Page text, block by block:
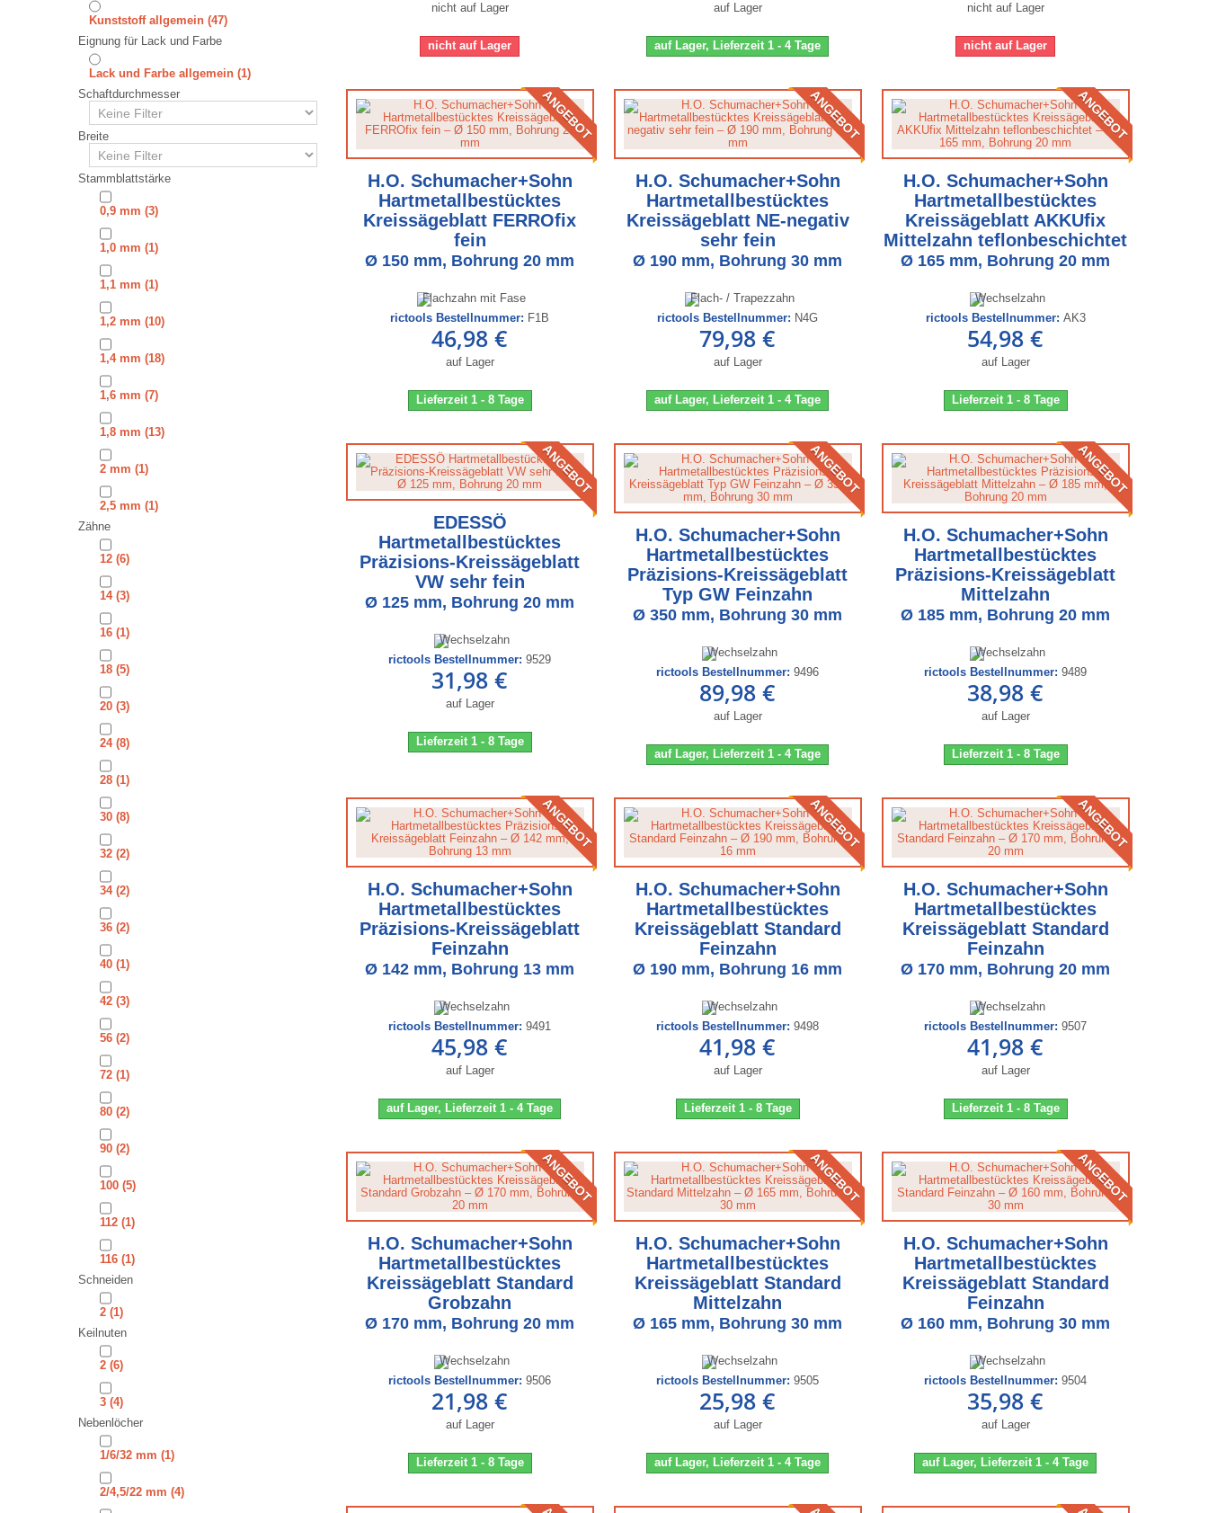
Kunststoff allgemein (47)
Eignung für Lack und Farbe
Lack und Farbe allgemein (1)
Schaftdurchmesser
Breite
Stammblattstärke
0,9 mm (3)
1,0 mm (1)
1,1 mm (1)
1,2 mm (10)
1,4 mm (18)
1,6 mm (7)
1,8 mm (13)
2 mm (1)
2,5 mm (1)
Zähne
12 (6)
14(3)
16 (1)
18 (5)
20 (3)
24(8)
28 (1)
30 (8)
32 (2)
34(2)
36 (2)
40 (1)
42 (3)
56 (2)
72 (1)
80 (2)
90 (2)
100 (5)
112 (1)
116 (1)
Schneiden
2 (1)
Keilnuten
2 (6)
3 (4)
Nebenlöcher
1/6/32 mm (1)
2/4,5/22 mm (4)
nicht auf Lager
nicht auf Lager
auf Lager
auf Lager, Lieferzeit 1 - 4 Tage
nicht auf Lager
nicht auf Lager
ANGEBOT
H.O. Schumacher+Sohn
Hartmetallbestücktes
Kreissägeblatt FERROfix
fein
Ø 150 mm, Bohrung 20 mm
rictools Bestellnummer: F1B
46,98 €
auf Lager
Lieferzeit 1 - 8 Tage
ANGEBOT
H.O. Schumacher+Sohn
Hartmetallbestücktes
Kreissägeblatt NE-negativ
sehr fein
Ø 190 mm, Bohrung 30 mm
rictools Bestellnummer: N4G
79,98 €
auf Lager
auf Lager, Lieferzeit 1 - 4 Tage
ANGEBOT
H.O. Schumacher+Sohn
Hartmetallbestücktes
Kreissägeblatt AKKUfix
Mittelzahn teflonbeschichtet
Ø 165 mm, Bohrung 20 mm
rictools Bestellnummer: AK3
54,98 €
auf Lager
Lieferzeit 1 - 8 Tage
ANGEBOT
EDESSÖ
Hartmetallbestücktes
Präzisions-Kreissägeblatt
VW sehr fein
Ø 125 mm, Bohrung 20 mm
rictools Bestellnummer:9529
31,98 €
auf Lager
Lieferzeit 1 - 8 Tage
ANGEBOT
H.O. Schumacher+Sohn
Hartmetallbestücktes
Präzisions-Kreissägeblatt
Typ GW Feinzahn
Ø 350 mm, Bohrung 30 mm
rictools Bestellnummer:9496
89,98 €
auf Lager
auf Lager, Lieferzeit 1 - 4 Tage
ANGEBOT
H.O. Schumacher+Sohn
Hartmetallbestücktes
Präzisions-Kreissägeblatt
Mittelzahn
Ø 185 mm, Bohrung 20 mm
rictools Bestellnummer:9489
38,98 €
auf Lager
Lieferzeit 1 - 8 Tage
ANGEBOT
H.O. Schumacher+Sohn
Hartmetallbestücktes
Präzisions-Kreissägeblatt
Feinzahn
Ø 142 mm, Bohrung 13 mm
rictools Bestellnummer:9491
45,98 €
auf Lager
auf Lager, Lieferzeit 1 - 4 Tage
ANGEBOT
H.O. Schumacher+Sohn
Hartmetallbestücktes
Kreissägeblatt Standard
Feinzahn
Ø 190 mm, Bohrung 16 mm
rictools Bestellnummer:9498
41,98 €
auf Lager
Lieferzeit 1 - 8 Tage
ANGEBOT
H.O. Schumacher+Sohn
Hartmetallbestücktes
Kreissägeblatt Standard
Feinzahn
Ø 170 mm, Bohrung 20 mm
rictools Bestellnummer:9507
41,98 €
auf Lager
Lieferzeit 1 - 8 Tage
ANGEBOT
H.O. Schumacher+Sohn
Hartmetallbestücktes
Kreissägeblatt Standard
Grobzahn
Ø 170 mm, Bohrung 20 mm
rictools Bestellnummer:9506
21,98 €
auf Lager
Lieferzeit 1 - 8 Tage
ANGEBOT
H.O. Schumacher+Sohn
Hartmetallbestücktes
Kreissägeblatt Standard
Mittelzahn
Ø 165 mm, Bohrung 30 mm
rictools Bestellnummer:9505
25,98 €
auf Lager
auf Lager, Lieferzeit 1 - 4 Tage
ANGEBOT
H.O. Schumacher+Sohn
Hartmetallbestücktes
Kreissägeblatt Standard
Feinzahn
Ø 160 mm, Bohrung 30 mm
rictools Bestellnummer:9504
35,98 €
auf Lager
auf Lager, Lieferzeit 1 - 4 Tage